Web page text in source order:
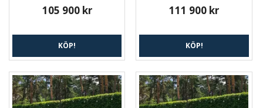
105 900 kr
KÖP!
111 900 kr
KÖP!